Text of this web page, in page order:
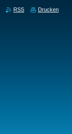
RSS Drucken